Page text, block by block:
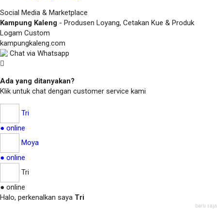
Social Media & Marketplace
Kampung Kaleng - Produsen Loyang, Cetakan Kue & Produk
Logam Custom
kampungkaleng.com
Chat via Whatsapp
Ada yang ditanyakan?
Klik untuk chat dengan customer service kami
Tri
● online
Moya
● online
Tri
● online
Halo, perkenalkan saya Tri
baru saja